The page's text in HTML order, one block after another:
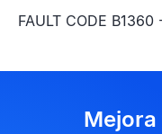
FAULT CODE B1360